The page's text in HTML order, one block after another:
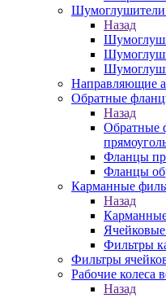
Шумоглушители
Назад
Направляющие
Обратные
Назад
Обратные
Фланцы
Фланцы
Карманные
Назад
Фильтры
Фильтры
Рабочие колеса
Назад